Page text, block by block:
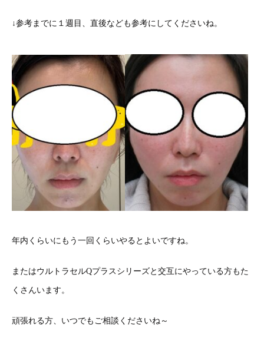
↓参考までに１週目、直後なども参考にしてくださいね。
年内くらいにもう一回くらいやるとよいですね。
またはウルトラセルQプラスシリーズと交互にやっている方もた
くさんいます。
頑張れる方、いつでもご相談くださいね～